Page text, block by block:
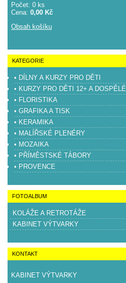
Počet: 0 ks
Cena: 0,00 Kč
Obsah košíku
KATEGORIE
• DÍLNY A KURZY PRO DĚTI
• KURZY PRO DĚTI 12+ A DOSPĚLÉ
• FLORISTIKA
• GRAFIKA A TISK
• KERAMIKA
• MALÍŘSKÉ PLENÉRY
• MOZAIKA
• PŘÍMĚSTSKÉ TÁBORY
• PROVENCE
FOTOALBUM
KOLÁŽE A RETROTÁŽE
KABINET VÝTVARKY
KONTAKT
KABINET VÝTVARKY